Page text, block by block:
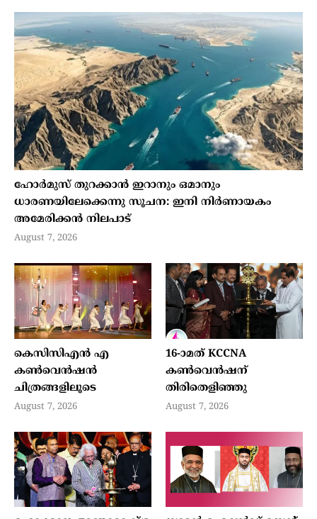
ഹോര്‍മുസ് തുറക്കാന്‍ ഇറാനും ഒമാനും
ധാരണയിലേക്കെന്നു സൂചന: ഇനി നിര്‍ണായകം
അമേരിക്കന്‍ നിലപാട്
August 7, 2026
കെസിസിഎൻ എ
കൺവെൻഷൻ
ചിത്രങ്ങളിലൂടെ
August 7, 2026
16-ാമത് KCCNA
കൺവെൻഷന്
തിരിതെളിഞ്ഞു
August 7, 2026